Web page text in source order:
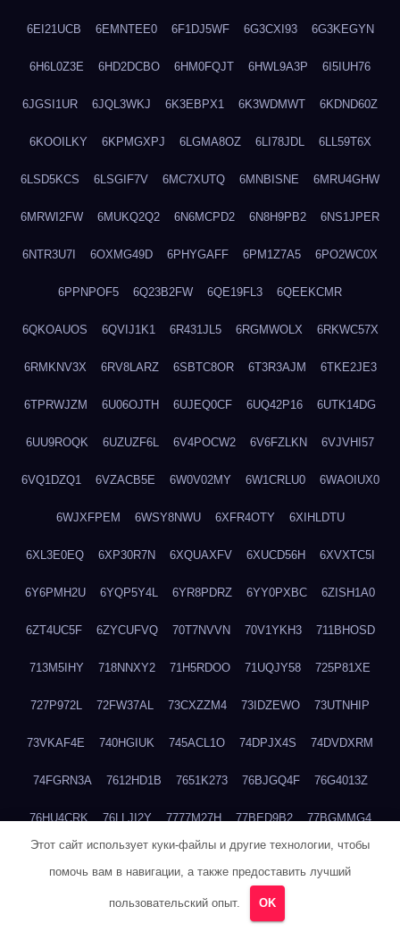
6EI21UCB 6EMNTEE0 6F1DJ5WF 6G3CXI93 6G3KEGYN
6H6L0Z3E 6HD2DCBO 6HM0FQJT 6HWL9A3P 6I5IUH76
6JGSI1UR 6JQL3WKJ 6K3EBPX1 6K3WDMWT 6KDND60Z
6KOOILKY 6KPMGXPJ 6LGMA8OZ 6LI78JDL 6LL59T6X
6LSD5KCS 6LSGIF7V 6MC7XUTQ 6MNBISNE 6MRU4GHW
6MRWI2FW 6MUKQ2Q2 6N6MCPD2 6N8H9PB2 6NS1JPER
6NTR3U7I 6OXMG49D 6PHYGAFF 6PM1Z7A5 6PO2WC0X
6PPNPOF5 6Q23B2FW 6QE19FL3 6QEEKCMR
6QKOAUOS 6QVIJ1K1 6R431JL5 6RGMWOLX 6RKWC57X
6RMKNV3X 6RV8LARZ 6SBTC8OR 6T3R3AJM 6TKE2JE3
6TPRWJZM 6U06OJTH 6UJEQ0CF 6UQ42P16 6UTK14DG
6UU9ROQK 6UZUZF6L 6V4POCW2 6V6FZLKN 6VJVHI57
6VQ1DZQ1 6VZACB5E 6W0V02MY 6W1CRLU0 6WAOIUX0
6WJXFPEM 6WSY8NWU 6XFR4OTY 6XIHLDTU
6XL3E0EQ 6XP30R7N 6XQUAXFV 6XUCD56H 6XVXTC5I
6Y6PMH2U 6YQP5Y4L 6YR8PDRZ 6YY0PXBC 6ZISH1A0
6ZT4UC5F 6ZYCUFVQ 70T7NVVN 70V1YKH3 711BHOSD
713M5IHY 718NNXY2 71H5RDOO 71UQJY58 725P81XE
727P972L 72FW37AL 73CXZZM4 73IDZEWO 73UTNHIP
73VKAF4E 740HGIUK 745ACL1O 74DPJX4S 74DVDXRM
74FGRN3A 7612HD1B 7651K273 76BJGQ4F 76G4013Z
76HU4CRK 76LLJI2Y 7777M27H 77BED9B2 77BGMMG4
77TABW20 780FZHSV 78Q29S80
Этот сайт использует куки-файлы и другие технологии, чтобы
помочь вам в навигации, а также предоставить лучший
пользовательский опыт. OK